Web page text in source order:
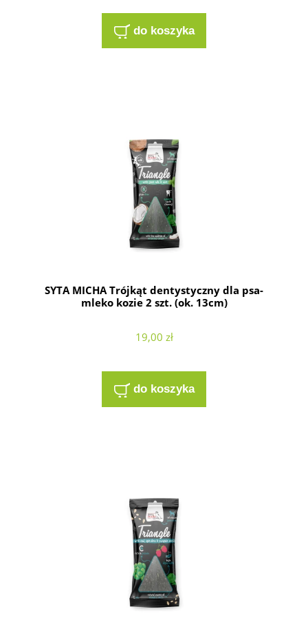
do koszyka
SYTA MICHA Trójkąt dentystyczny dla psa-
mleko kozie 2 szt. (ok. 13cm)
19,00 zł
do koszyka